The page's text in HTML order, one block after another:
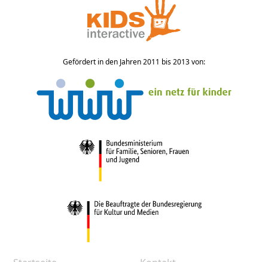
Gefördert in den Jahren 2011 bis 2013 von: